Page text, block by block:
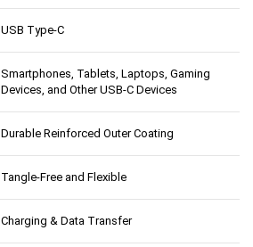
USB Type-C
Smartphones, Tablets, Laptops, Gaming
Devices, and Other USB-C Devices
Durable Reinforced Outer Coating
Tangle-Free and Flexible
Charging & Data Transfer